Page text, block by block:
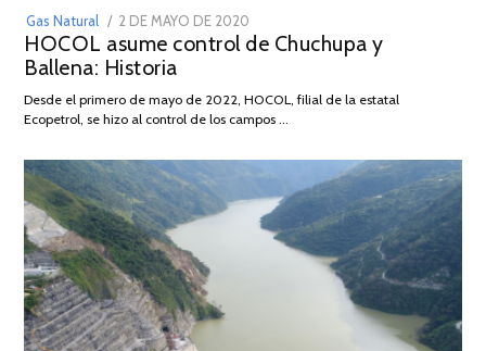
Gas Natural
POSTED
ON
2 DE MAYO DE 2020
DE
2026
HOCOL asume control de Chuchupa y
Ballena: Historia
Desde el primero de mayo de 2022, HOCOL, filial de la estatal
Ecopetrol, se hizo al control de los campos …